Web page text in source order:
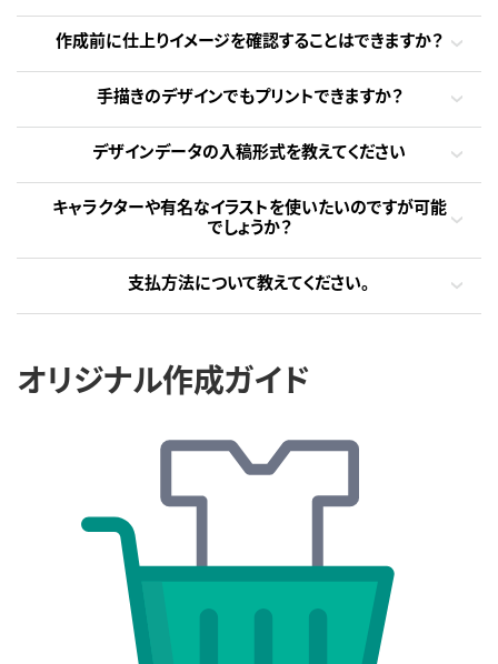
作成前に仕上りイメージを確認することはできますか？
手描きのデザインでもプリントできますか？
デザインデータの入稿形式を教えてください
キャラクターや有名なイラストを使いたいのですが可能
でしょうか？
支払方法について教えてください。
オリジナル作成ガイド